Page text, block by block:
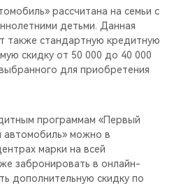
рассчитана на семьи с
детьми. Данная
также стандартную кредитную
скидку от 50 000 до 40 000
для приобретения
программам «Первый
автомобиль» можно в
марки на всей
забронировать в онлайн-
дополнительную скидку по